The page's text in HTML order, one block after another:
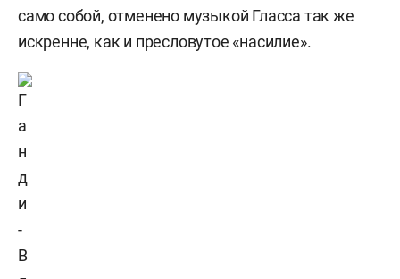
само собой, отменено музыкой Гласса так же
искренне, как и пресловутое «насилие».